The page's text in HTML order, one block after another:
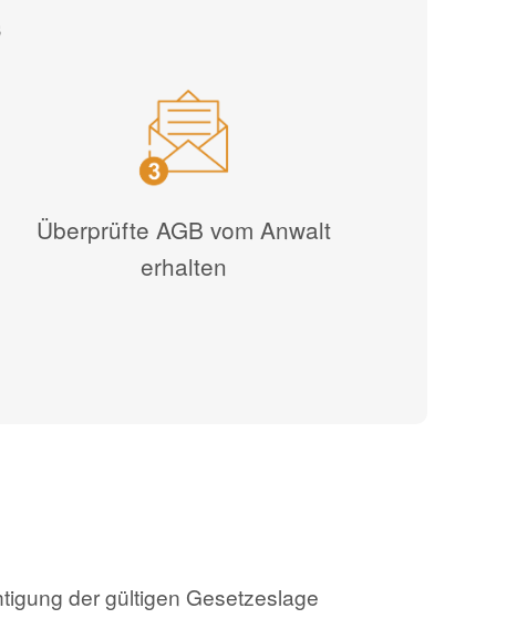
Überprüfte AGB vom Anwalt
erhalten
der gültigen Gesetzeslage